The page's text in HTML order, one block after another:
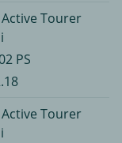
Tourer
PS
Tourer